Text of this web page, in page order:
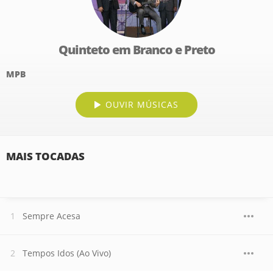
Quinteto em Branco e Preto
MPB
OUVIR MÚSICAS
MAIS TOCADAS
Sempre Acesa
Tempos Idos (Ao Vivo)